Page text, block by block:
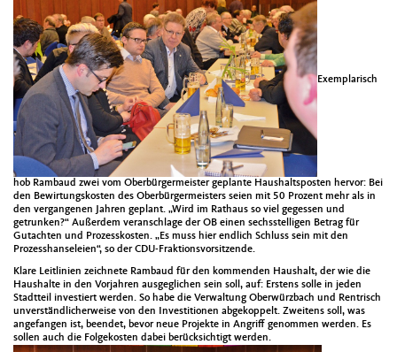
Exemplarisch
hob Rambaud zwei vom Oberbürgermeister geplante Haushaltsposten hervor: Bei
den Bewirtungskosten des Oberbürgermeisters seien mit 50 Prozent mehr als in
den vergangenen Jahren geplant. „Wird im Rathaus so viel gegessen und
getrunken?“ Außerdem veranschlage der OB einen sechsstelligen Betrag für
Gutachten und Prozesskosten. „Es muss hier endlich Schluss sein mit den
Prozesshanseleien“, so der CDU-Fraktionsvorsitzende.
Klare Leitlinien zeichnete Rambaud für den kommenden Haushalt, der wie die
Haushalte in den Vorjahren ausgeglichen sein soll, auf: Erstens solle in jeden
Stadtteil investiert werden. So habe die Verwaltung Oberwürzbach und Rentrisch
unverständlicherweise von den Investitionen abgekoppelt. Zweitens soll, was
angefangen ist, beendet, bevor neue Projekte in Angriff genommen werden. Es
sollen auch die Folgekosten dabei berücksichtigt werden.